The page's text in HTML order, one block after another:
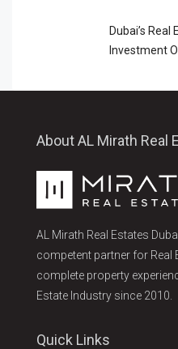
Dubai’s Real
Investment
About AL Mirath Real
AL Mirath Real Estates
competent partner for Real
complete property
Estate Industry since 2010.
Quick Links